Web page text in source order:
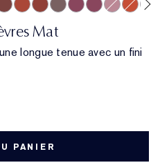
Kiss
Mat
longue tenue avec un fini
PANIER